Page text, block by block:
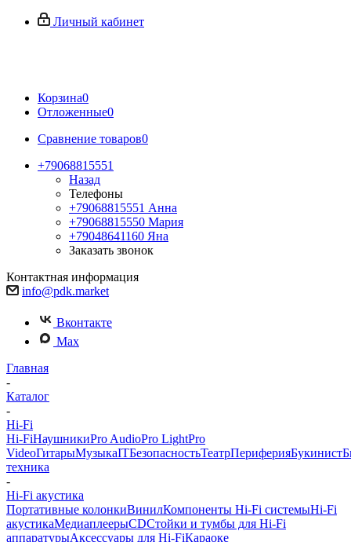
Личный кабинет
Корзина0
Отложенные0
Сравнение товаров0
+79068815551
Назад
Телефоны
+79068815551 Анна
+79068815550 Мария
+79048641160 Яна
Заказать звонок
Контактная информация
info@pdk.market
Вконтакте
Max
Главная
-
Каталог
-
Hi-Fi
Hi-FiНаушникиPro AudioPro LightPro
VideoГитарыМузыкаITБезопасностьТеатрПериферияБукинист
техника
-
Hi-Fi акустика
Портативные колонкиВинилКомпоненты Hi-Fi системыHi-Fi
акустикаМедиаплеерыCDСтойки и тумбы для Hi-Fi
аппаратурыАксессуары для Hi-FiКараоке